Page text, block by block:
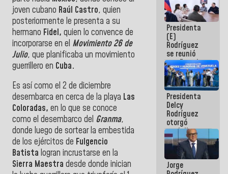
joven cubano Raúl Castro, quien
posteriormente le presenta a su
hermano Fidel, quien lo convence de
incorporarse en el Movimiento 26 de
Julio, que planificaba un movimiento
guerrillero en Cuba.
Es así como el 2 de diciembre
desembarca en cerca de la playa Las
Coloradas, en lo que se conoce
como el desembarco del Granma,
donde luego de sortear la embestida
de los ejércitos de Fulgencio
Batista logran incrustarse en la
Sierra Maestra desde donde inician
mantenimiento
e inspección
en la Línea 2
Presidenta
(E)
Rodríguez
se reunió
con Estado
Mayor
Eléctrico
para
abordar
planes de
acción
Presidenta
Delcy
Rodríguez
otorgó
medalla
"Héroe de
Venezuela"
a servidores
públicos
Jorge